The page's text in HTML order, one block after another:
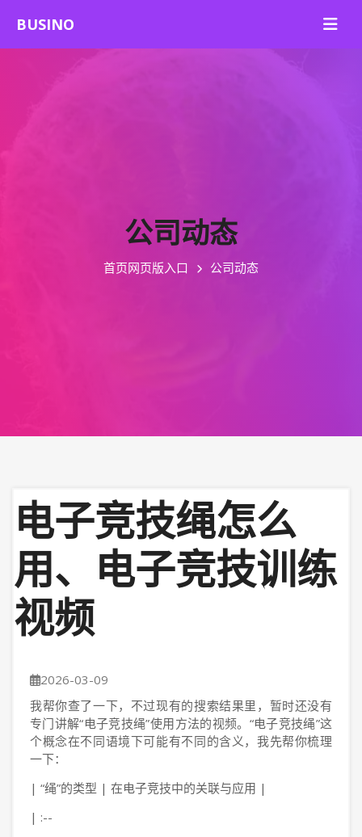
公司动态
首页网页版入口 公司动态
电子竞技绳怎么
用、电子竞技训练
视频
2026-03-09
我帮你查了一下，不过现有的搜索结果里，暂时还没有
专门讲解“电子竞技绳”使用方法的视频。“电子竞技绳”这
个概念在不同语境下可能有不同的含义，我先帮你梳理
一下：
| “绳”的类型 | 在电子竞技中的关联与应用 |
| :--